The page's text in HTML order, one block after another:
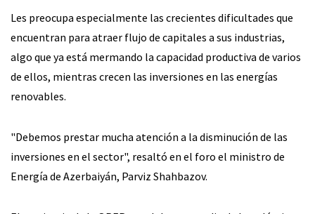
Les preocupa especialmente las crecientes dificultades que
encuentran para atraer flujo de capitales a sus industrias,
algo que ya está mermando la capacidad productiva de varios
de ellos, mientras crecen las inversiones en las energías
renovables.
"Debemos prestar mucha atención a la disminución de las
inversiones en el sector", resaltó en el foro el ministro de
Energía de Azerbaiyán, Parviz Shahbazov.